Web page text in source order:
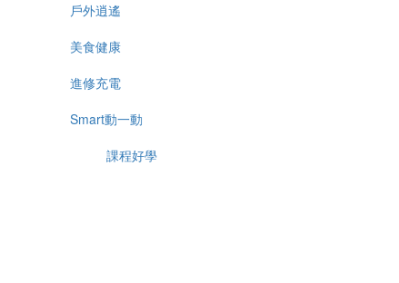
戶外逍遙
美食健康
進修充電
Smart動一動
課程好學